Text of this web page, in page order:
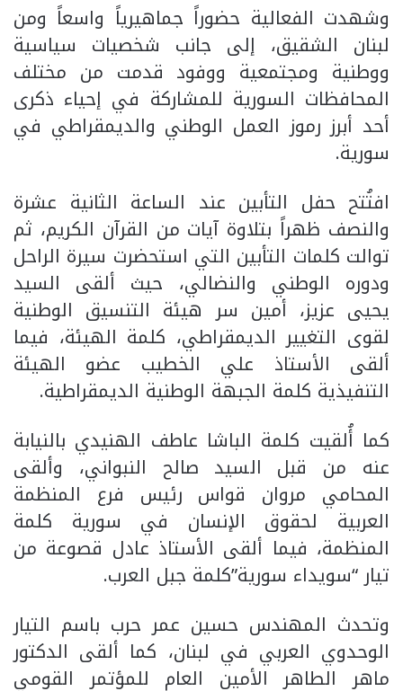
وشهدت الفعالية حضوراً جماهيرياً واسعاً ومن
لبنان الشقيق، إلى جانب شخصيات سياسية
ووطنية ومجتمعية ووفود قدمت من مختلف
المحافظات السورية للمشاركة في إحياء ذكرى
أحد أبرز رموز العمل الوطني والديمقراطي في
سورية.
افتُتح حفل التأبين عند الساعة الثانية عشرة
والنصف ظهراً بتلاوة آيات من القرآن الكريم، ثم
توالت كلمات التأبين التي استحضرت سيرة الراحل
ودوره الوطني والنضالي، حيث ألقى السيد
يحيى عزيز، أمين سر هيئة التنسيق الوطنية
لقوى التغيير الديمقراطي، كلمة الهيئة، فيما
ألقى الأستاذ علي الخطيب عضو الهيئة
التنفيذية كلمة الجبهة الوطنية الديمقراطية.
كما أُلقيت كلمة الباشا عاطف الهنيدي بالنيابة
عنه من قبل السيد صالح النبواني، وألقى
المحامي مروان قواس رئيس فرع المنظمة
العربية لحقوق الإنسان في سورية كلمة
المنظمة، فيما ألقى الأستاذ عادل قصوعة من
تيار “سويداء سورية”كلمة جبل العرب.
وتحدث المهندس حسين عمر حرب باسم التيار
الوحدوي العربي في لبنان، كما ألقى الدكتور
ماهر الطاهر الأمين العام للمؤتمر القومي